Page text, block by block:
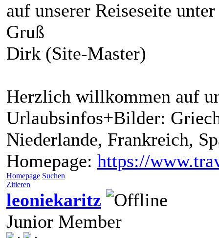
auf unserer Reiseseite
Gruß
Dirk (Site-Master)
Herzlich willkommen auf
Urlaubsinfos+Bilder:
Niederlande, Frankreich,
Homepage: https://
Homepage Suchen
Zitieren
leoniekaritz
Junior Member